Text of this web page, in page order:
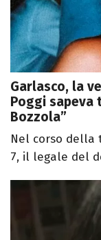
Garlasco, la
Poggi
Bozzola”
Nel corso della
7, il legale del